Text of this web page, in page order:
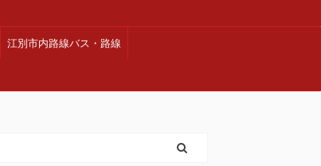
江別市内路線バス・路線